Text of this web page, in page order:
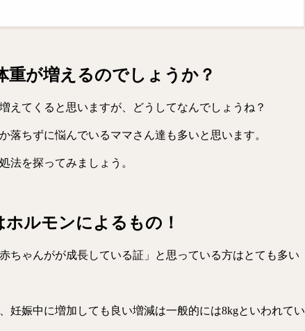
重が増えるのでしょうか？
えてくると思いますが、どうしてなんでしょうね？
落ちずに悩んでいるママさん達も多いと思います。
法を探ってみましょう。
ルモンによるもの！
ちゃんがが成長している証」と思っている方はとても多い
妊娠中に増加しても良い増減は一般的には8kgといわれてい